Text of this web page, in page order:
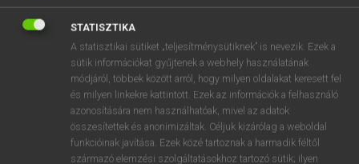
Díjmentes angol szótár
spagettiszósz fn spaghetti sauce
⚲ spagettiszószkeresése szótárainkban
STATISZTIKA
A statisztikai sütiket „teljesítménysütiknek” is nevezik. Ezek a
sütik információkat gyűjtenek a webhely használatának
módjáról, többek között arról, hogy milyen oldalakat keresett fel
és milyen linkekre kattintott. Ezek az információk a felhasználó
azonosítására nem használhatóak, mivel az adatok
összesítettek és anonimizáltak. Céljuk kizárólag a weboldal
funkcióinak javítása. Ezek közé tartoznak a harmadik féltől
származó elemzési szolgáltatásokhoz tartozó sütik; ilyen
r t z u i o p ő ú
k l ű
n m , . AltGr